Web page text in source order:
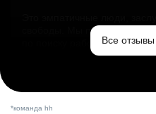
свободы. Мы помогаем
по поиску работы в стране.
Все отзывы
*команда hh